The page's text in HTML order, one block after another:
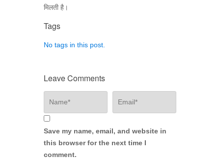
मिलती है।
Tags
No tags in this post.
Leave Comments
Save my name, email, and website in
this browser for the next time I
comment.